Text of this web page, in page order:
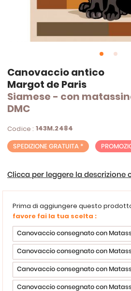
Canovaccio antico
Margot de Paris
Siamese - con
DMC
Codice : 143M.2484
SPEDIZIONE GRATUITA *
Clicca per leggere la descrizione
Prima di aggiungere questo
favore fai la tua scelta :
Canovaccio consegnato con
Canovaccio consegnato con
Canovaccio consegnato con
Canovaccio consegnato con
Vai
all'inizio
della
galleria
di